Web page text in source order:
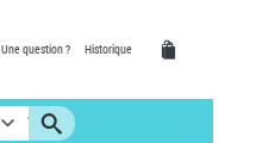
Une question ? Historique